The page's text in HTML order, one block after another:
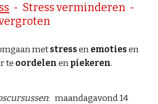
- Stress verminderen -
metstressenemotiesen
te oordelenenpiekeren.
: maandagavond 14